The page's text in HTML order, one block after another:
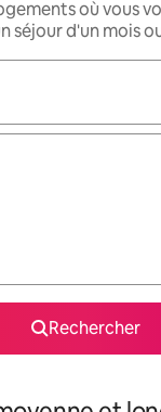
où vous
séjour d'un mois
s'affichent,
Rechercher